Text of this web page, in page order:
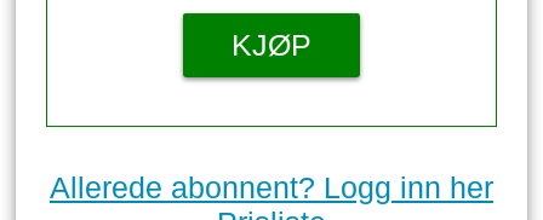
KJØP
Allerede abonnent? Logg inn her